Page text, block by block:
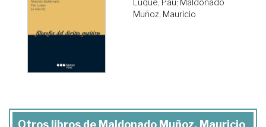
Muñoz, Mauricio
Otros libros de Maldonado Muñoz, Mauricio